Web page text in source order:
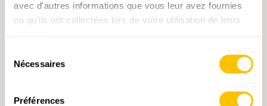
avec d'autres informations que vous leur avez fournies
ou qu'ils ont collectées lors de votre utilisation de leurs
Nécessaires
Préférences
«Fremde Hände», le premier roman de Petra
Ivanov, est le début d’une série mettant en
dans le milieu de la prostitution à Zurich, la
relation complexe entre l’avocate de district et
s’ajouter à l’intrigue. La promenade